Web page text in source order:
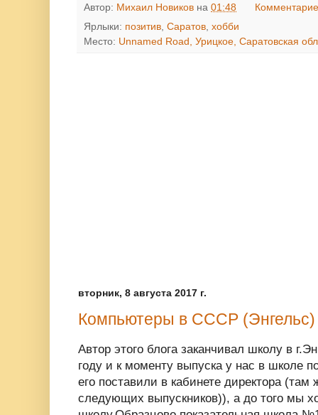
Автор: Михаил Новиков на 01:48
Ярлыки: позитив Саратов хобби
Место: Unnamed Road, Урицкое, Саратовская
вторник, 8 августа 2017 г.
Компьютеры в CCCР (Энгельс)
Автор этого блога заканчивал школу в
году и к моменту выпуска у нас в школе
его поставили в кабинете директора
следующих выпускников)), а до того мы